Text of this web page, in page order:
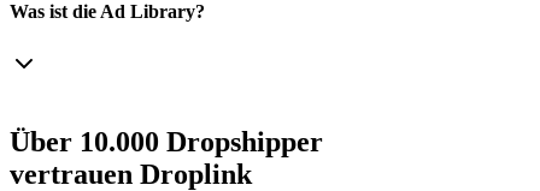
Was ist die Ad Library?
Über 10.000 Dropshipper
vertrauen Droplink